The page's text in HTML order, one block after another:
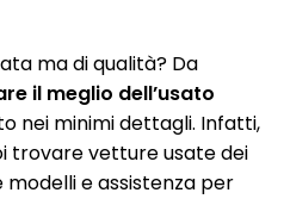
ma di qualità? Da
il meglio dell’usato
nei minimi dettagli. Infatti,
trovare vetture usate dei
e assistenza per